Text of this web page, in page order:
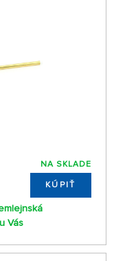
NA SKLADE
KÚPIŤ
Vás